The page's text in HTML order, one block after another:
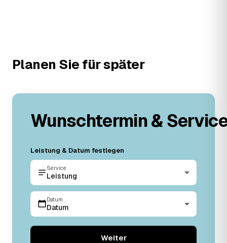
Planen Sie für später
Wunschtermin &
Leistung & Datum festlegen
Service
Leistung
Datum
Datum
Weiter